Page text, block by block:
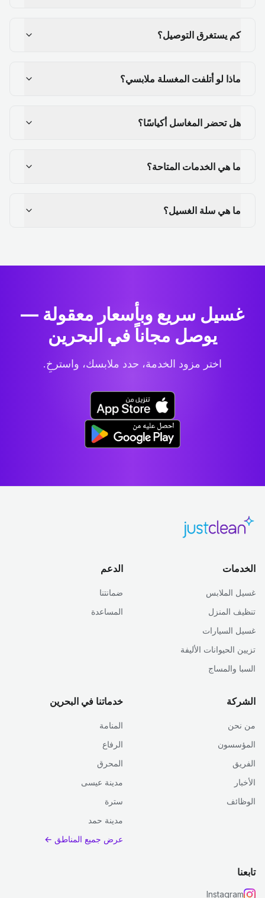
كم يستغرق التوصيل؟
ماذا لو أتلفت المغسلة ملابسي؟
هل تحضر المغاسل أكياسًا؟
ما هي الخدمات المتاحة؟
ما هي سلة الغسيل؟
غسيل سريع وبأسعار معقولة —
يوصل مجاناً في البحرين
اختر مزود الخدمة، حدد ملابسك، واسترخِ.
الخدمات
غسيل الملابس
تنظيف المنزل
غسيل السيارات
تزيين الحيوانات الأليفة
السبا والمساج
الدعم
ضمانتنا
المساعدة
الشركة
من نحن
المؤسسون
الفريق
الأخبار
الوظائف
خدماتنا في البحرين
المنامة
الرفاع
المحرق
مدينة عيسى
سترة
مدينة حمد
عرض جميع المناطق ←
تابعنا
Instagram